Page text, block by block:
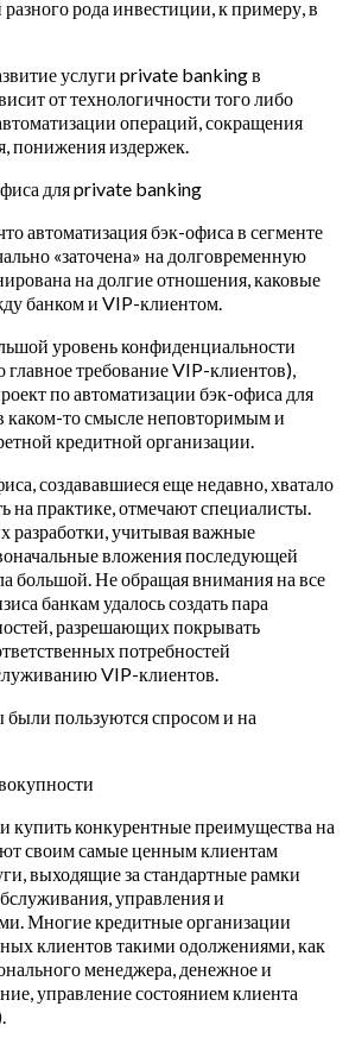
рода инвестиции, к примеру, в
услуги private banking в
от технологичности того либо
операций, сокращения
понижения издержек.
для private banking
автоматизация бэк-офиса в сегменте
«заточена» на долговременную
на долгие отношения, каковые
банком и VIP-клиентом.
уровень конфиденциальности
требование VIP-клиентов),
по автоматизации бэк-офиса для
каком-то смысле неповторимым и
кредитной организации.
создававшиеся еще недавно, хватало
на практике, отмечают специалисты.
разработки, учитывая важные
вложения последующей
большой. Не обращая внимания на все
банкам удалось создать пара
разрешающих покрывать
потребностей
VIP-клиентов.
пользуются спросом и на
купить конкурентные преимущества на
своим самые ценным клиентам
выходящие за стандартные рамки
управления и
Многие кредитные организации
клиентов такими одолжениями, как
менеджера, денежное и
управление состоянием клиента